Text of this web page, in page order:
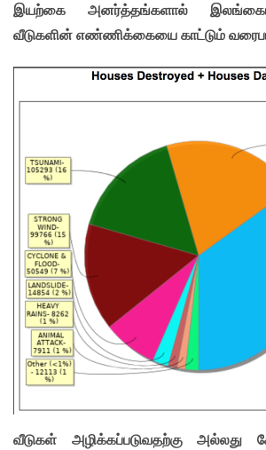
இயற்கை அனர்த்தங்களால்
வீடுகளின் எண்ணிக்கையை காட்டும்
வீடுகள் அழிக்கப்படுவதற்கு அல்லது